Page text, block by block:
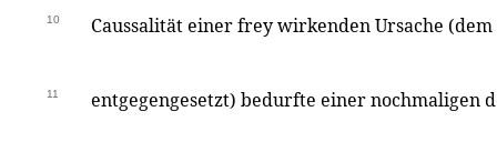
10 Caussalität einer frey wirkenden Ursache
11 entgegengesetzt) bedurfte einer nochmaligen